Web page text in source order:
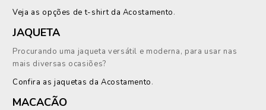
Veja as opções de t-shirt da Acostamento.
JAQUETA
Procurando uma jaqueta versátil e moderna, para usar nas
mais diversas ocasiões?
Confira as jaquetas da Acostamento.
MACACÃO